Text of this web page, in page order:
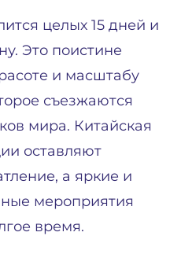
целых 15 дней и
Это поистине
и масштабу
съезжаются
мира. Китайская
оставляют
а яркие и
мероприятия
время.